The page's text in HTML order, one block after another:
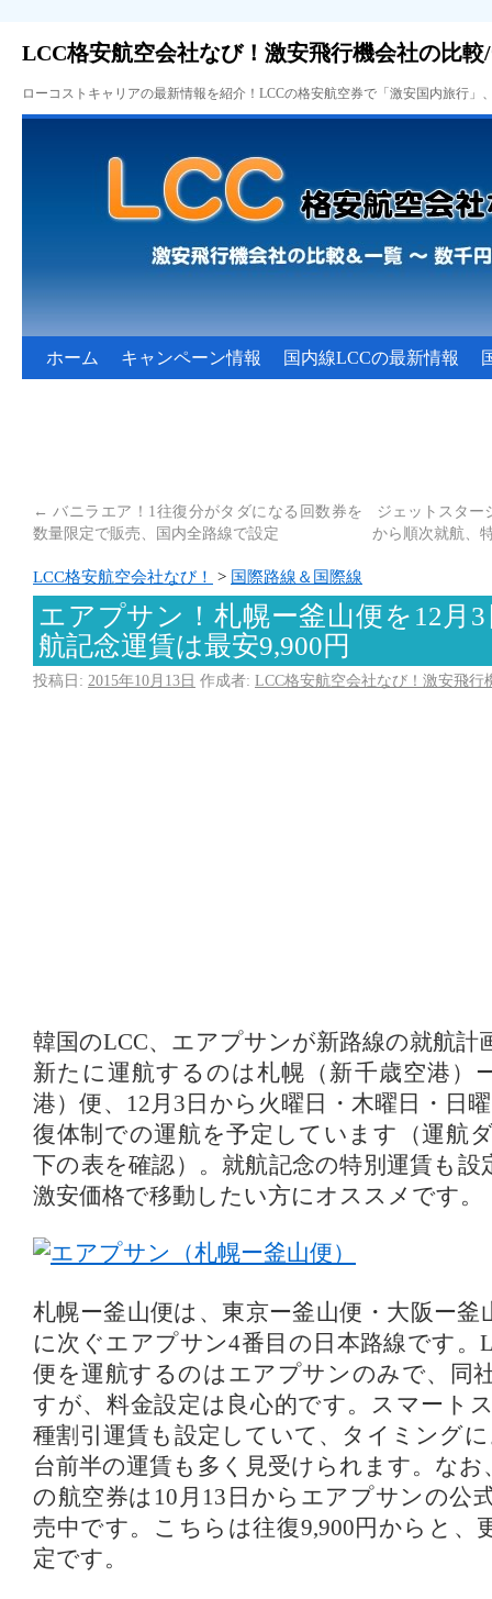
LCC格安航空会社なび！激安飛行機会社の比較
ローコストキャリアの最新情報を紹介！LCCの格安航空券で「激安国内旅行
ホーム キャンペーン情報 国内線LCCの最新情報
← バニラエア！1往復分がタダになる回数券を
数量限定で販売、国内全路線で設定
ジェットスター
から順次就航、
LCC格安航空会社なび！ > 国際路線＆国際線
エアプサン！札幌ー釜山便を12月
航記念運賃は最安9,900円
投稿日: 2015年10月13日 作成者: LCC格安航空会社なび！激安飛行
韓国のLCC、エアプサンが新路線の就航計
新たに運航するのは札幌（新千歳空港）
港）便、12月3日から火曜日・木曜日・日
復体制での運航を予定しています（運航
下の表を確認）。就航記念の特別運賃も設
激安価格で移動したい方にオススメです。
札幌ー釜山便は、東京ー釜山便・大阪ー釜
に次ぐエアプサン4番目の日本路線です。
便を運航するのはエアプサンのみで、同
すが、料金設定は良心的です。スマート
種割引運賃も設定していて、タイミング
台前半の運賃も多く見受けられます。なお
の航空券は10月13日からエアプサンの公
売中です。こちらは往復9,900円からと、
定です。